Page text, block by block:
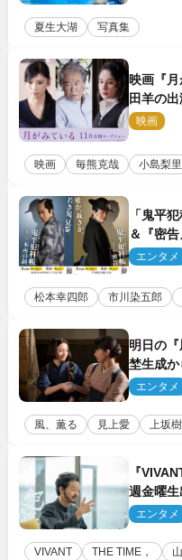
夏生大湖 写真集
映画『
田羊の
を演じる
映画
映画 毎熊克哉 小島梨
「鬼平
＆『密
繋がるビ
エンタメ
松本幸四郎 市川染五郎
明日の『
埜生成
エンタメ
風、薫る 見上愛 上坂
『
週金曜
エンタメ
VIVANT THE TIME，